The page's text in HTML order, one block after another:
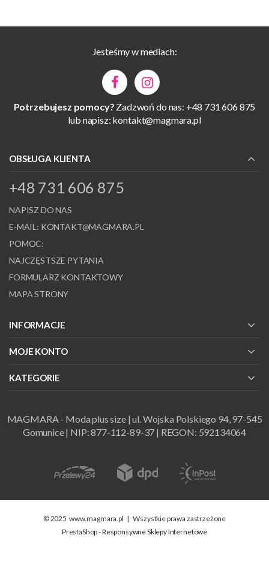
Jesteśmy w mediach:
Potrzebujesz pomocy? Zadzwoń do nas: +48 731 606 875
lub napisz: kontakt@magmara.pl
OBSŁUGA KLIENTA
+48 731 606 875
NAPISZ DO NAS
E-MAIL: KONTAKT@MAGMARA.PL
POMOC:
NAJCZĘSTSZE PYTANIA
FORMULARZ KONTAKTOWY
MAPA STRONY
INFORMACJE
MOJE KONTO
KATEGORIE
MAGMARA - Moda plus size | ul. Wojska Polskiego 94, 97-545
Gomunice | NIP: 877-112-89-37 | REGON: 592134064
© 2025 www.magmara.pl | Wszystkie prawa zastrzeżone
PrestaShop - Responsywne Sklepy Internetowe